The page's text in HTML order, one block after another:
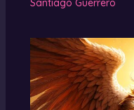
Santiago Guerrero